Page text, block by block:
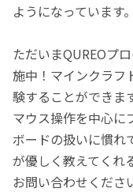
ようになっています。
ただいまQUREOプ
施中！マインクラフ
験することができま
マウス操作を中心に
ボードの扱いに慣れ
が優しく教えてくれ
お問い合わせくださ